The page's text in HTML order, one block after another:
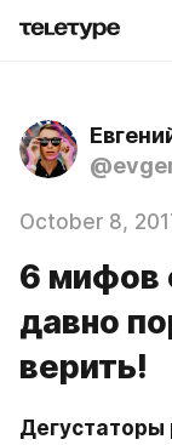
October 8,
6 мифов
давно
верить!
Дегустаторы